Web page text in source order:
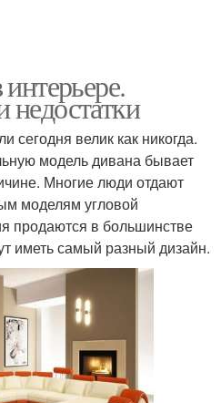
сегодня велик как никогда.
модель дивана бывает
Многие люди отдают
моделям угловой
продаются в большинстве
иметь самый разный дизайн.